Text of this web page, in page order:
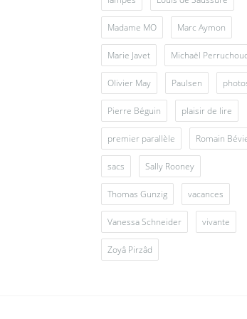
Madame MO Marc Aymon
Marie Javet Michaël
Olivier May Paulsen
Pierre Béguin plaisir de lire
premier parallèle Romain
sacs Sally Rooney
Thomas Gunzig vacances
Vanessa Schneider vivante
Zoyâ Pirzâd